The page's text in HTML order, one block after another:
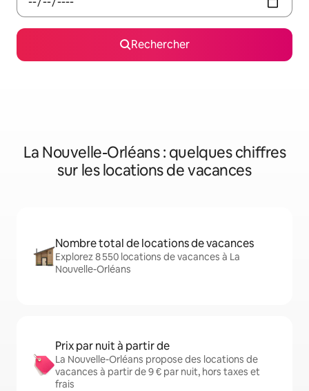
Rechercher
La Nouvelle-Orléans : quelques chiffres
sur les locations de vacances
Nombre total de locations de vacances
Explorez 8 550 locations de vacances à La
Nouvelle-Orléans
Prix par nuit à partir de
La Nouvelle-Orléans propose des locations de
vacances à partir de 9 € par nuit, hors taxes et
frais